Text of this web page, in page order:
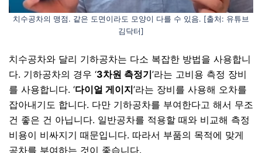
치수공차의 맹점. 같은 도면이라도 모양이 다를 수 있음. [출처: 유튜브
김닥터]
치수공차와 달리 기하공차는 다소 복잡한 방법을 사용합니
다. 기하공차의 경우 ‘3차원 측정기’라는 고비용 측정 장비
를 사용합니다. ‘다이얼 게이지’라는 장비를 사용해 오차를
잡아내기도 합니다. 다만 기하공차를 부여한다고 해서 무조
건 좋은 건 아닙니다. 일반공차를 적용할 때와 비교해 측정
비용이 비싸지기 때문입니다. 따라서 부품의 목적에 맞게
공차를 부여하는 것이 좋습니다.